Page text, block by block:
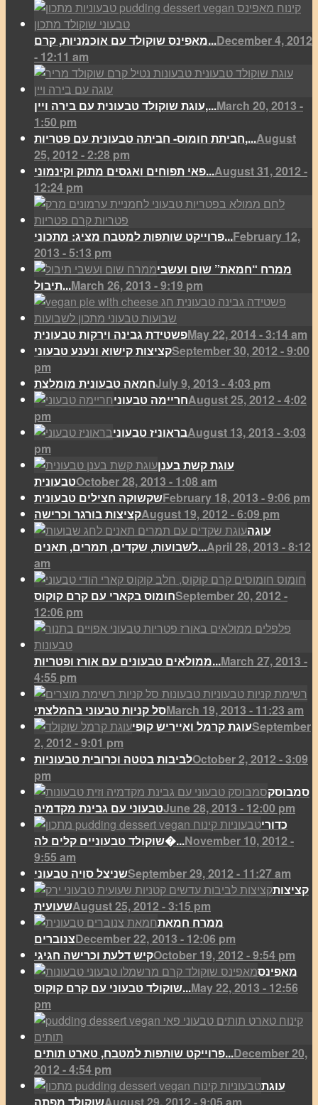
מאפינס שוקולד עם אוכמניות, קרם...December 4, 2012
- 12:11 am
עוגת שוקולד טבעונית עם בירה ויין,...March 20, 2013 -
1:50 pm
חביתת חומוס- חביתה טבעונית עם פטריות,...August
25, 2012 - 2:28 pm
פאי תפוחים ואגסים מתוק וקינמוני...August 31, 2012 -
12:24 pm
פרוייקט שותפות למטבח מציג: מתכוני...February 12,
2013 - 5:13 pm
ממרח “חמאת” שום ועשבי
תיבול...March 26, 2013 - 9:19 pm
פשטידת גבינה וירקות טבעוניתMay 22, 2014 - 3:14 am
קציצות קישוא ונענע טבעוניSeptember 30, 2012 - 9:00
pm
חמאה טבעונית מומלצתJuly 9, 2013 - 4:03 pm
חריימה טבעוניAugust 25, 2012 - 4:02
pm
בראוניז טבעוניAugust 13, 2013 - 3:03
pm
עוגת קשת בענן
טבעוניתOctober 28, 2013 - 1:08 am
שקשוקה חצילים טבעוניתFebruary 18, 2013 - 9:06 pm
קציצות בורגר וכרישהAugust 19, 2012 - 6:09 pm
עוגה
לשבועות, שקדים, תמרים, תאנים...April 28, 2013 - 8:12
am
חומוס בקארי עם קרם קוקוסSeptember 20, 2012 -
12:06 pm
ממולאים טבעונים עם אורז ופטריות...March 27, 2013 -
4:55 pm
סל קניות טבעוני בהמלצתיMarch 19, 2013 - 11:23 am
עוגת קרמל ואייריש קופיSeptember
2, 2012 - 9:01 pm
לביבות בטטה וכרובית טבעוניותOctober 2, 2012 - 3:09
pm
סמבוסק
טבעוני עם גבינת מקדמיהJune 28, 2013 - 12:00 pm
כדורי
שוקולד טבעוניים קלים לה�...November 10, 2012 -
9:55 am
שניצל סויה טבעוניSeptember 29, 2012 - 11:27 am
קציצות
שעועיתAugust 25, 2012 - 3:15 pm
ממרח חמאת
צנובריםDecember 22, 2013 - 12:06 pm
קיש דלעת וכרישה חגיגיOctober 19, 2012 - 9:54 pm
מאפינס
שוקולד טבעוני עם קרם קוקוס...May 22, 2013 - 12:56
pm
פרוייקט שותפות למטבח, טארט תותים...December 20,
2012 - 4:54 pm
עוגת
שוקולד מפתהAugust 29, 2012 - 9:05 am